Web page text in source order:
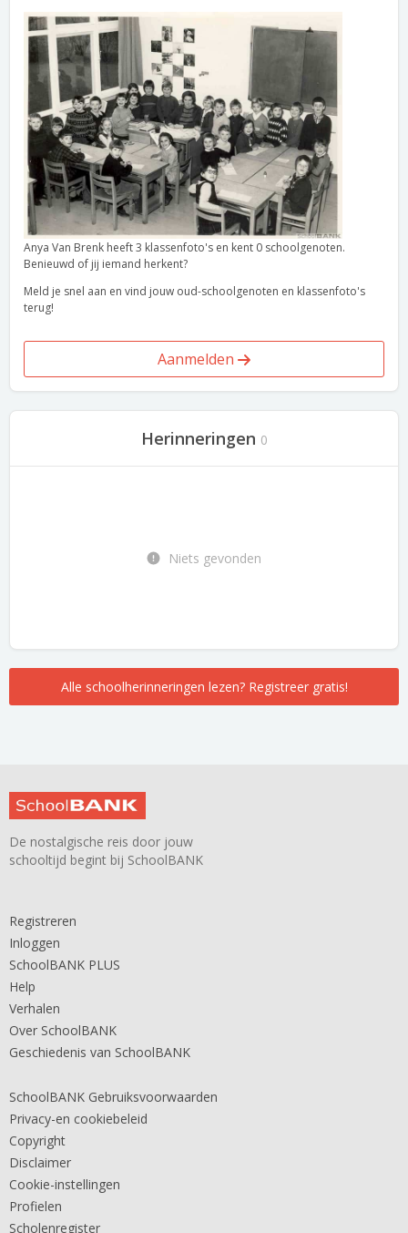
Anya Van Brenk heeft 3 klassenfoto's en kent 0 schoolgenoten.
Benieuwd of jij iemand herkent?
Meld je snel aan en vind jouw oud-schoolgenoten en klassenfoto's
terug!
Aanmelden
Herinneringen 0
Niets gevonden
Alle schoolherinneringen lezen? Registreer gratis!
De nostalgische reis door jouw
schooltijd begint bij SchoolBANK
Registreren
Inloggen
SchoolBANK PLUS
Help
Verhalen
Over SchoolBANK
Geschiedenis van SchoolBANK
SchoolBANK Gebruiksvoorwaarden
Privacy-en cookiebeleid
Copyright
Disclaimer
Cookie-instellingen
Profielen
Scholenregister